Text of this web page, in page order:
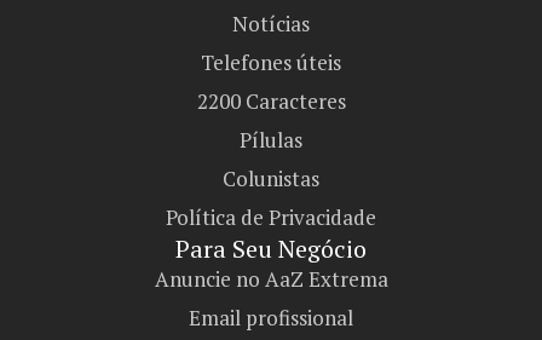
Notícias
Telefones úteis
2200 Caracteres
Pílulas
Colunistas
Política de Privacidade
Para Seu Negócio​
Anuncie no AaZ Extrema
Email profissional